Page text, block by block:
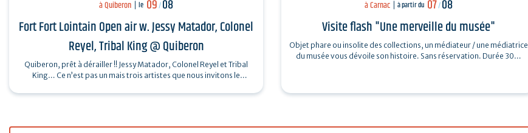
à Quiberon le 09/08
Fort Fort Lointain Open air w. Jessy Matador, Colonel
Reyel, Tribal King @ Quiberon
Quiberon, prêt à dérailler !! Jessy Matador, Colonel Reyel et Tribal
King… Ce n’est pas un mais trois artistes que nous invitons le
à Carnac à partir du 07/ 08
Visite flash "Une merveille du musée"
Objet phare ou insolite des collections, un médiateur / une médiatrice
du musée vous dévoile son histoire. Sans réservation. Durée 30…